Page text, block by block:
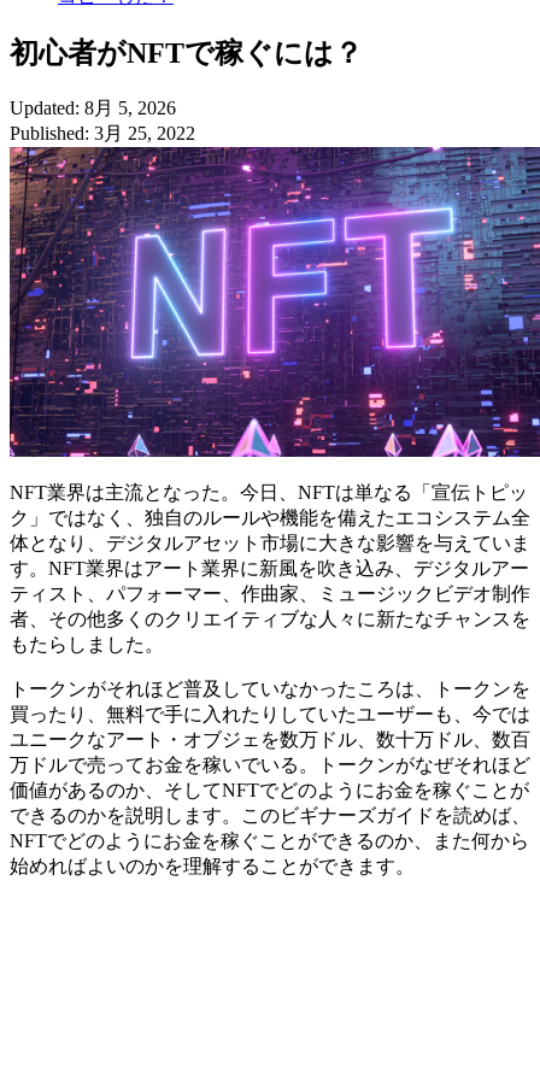
初心者がNFTで稼ぐには？
Updated: 8月 5, 2026
Published: 3月 25, 2022
NFT業界は主流となった。今日、NFTは単なる「宣伝トピッ
ク」ではなく、独自のルールや機能を備えたエコシステム全
体となり、デジタルアセット市場に大きな影響を与えていま
す。NFT業界はアート業界に新風を吹き込み、デジタルアー
ティスト、パフォーマー、作曲家、ミュージックビデオ制作
者、その他多くのクリエイティブな人々に新たなチャンスを
もたらしました。
トークンがそれほど普及していなかったころは、トークンを
買ったり、無料で手に入れたりしていたユーザーも、今では
ユニークなアート・オブジェを数万ドル、数十万ドル、数百
万ドルで売ってお金を稼いでいる。トークンがなぜそれほど
価値があるのか、そしてNFTでどのようにお金を稼ぐことが
できるのかを説明します。このビギナーズガイドを読めば、
NFTでどのようにお金を稼ぐことができるのか、また何から
始めればよいのかを理解することができます。